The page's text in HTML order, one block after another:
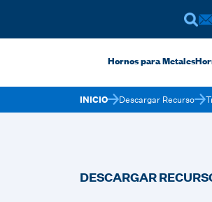
Hornos para Metales
INICIO Descargar Recurso
DESCARGAR